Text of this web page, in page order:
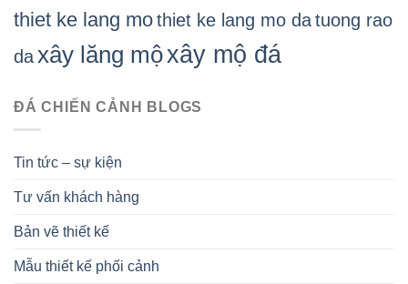
thiet ke lang mothiet ke lang mo datuong rao
daxây lăng mộxây mộ đá
ĐÁ CHIẾN CẢNH BLOGS
Tin tức – sự kiện
Tư vấn khách hàng
Bản vẽ thiết kế
Mẫu thiết kế phối cảnh